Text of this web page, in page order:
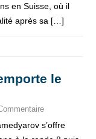
en Suisse, où il
après sa […]
le
s’offre